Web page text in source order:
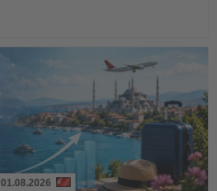
01.08.2026